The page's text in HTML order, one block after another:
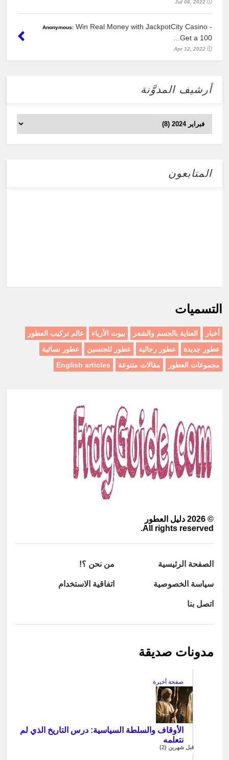
Jul 06, 2022
Anonymous: Win Real Money with JackpotCity Casino -
Get a 100...
Apr 12, 2022
أرشيف المدوَّنة
المتابعون
التسميات
أخبار العناية بالجسم والشعر بيوت الأزياء
عالم تركيب العطور
عطور جديدة
عطور رجالية عطور للجنسين
عطور نسائية
مجموعات العطور
مقالات متنوعة English articles
©
2026 دليل العطور
All rights reserved.
الصفحة الرئيسية من نحن ؟!
سياسة الخصوصية اتفاقية الاستخدام
اتصل بنا
مدونات صديقة
صفحة أخيرة
الأوقاف والسلطة السياسية: درس التاريخ الذي لم
نتعلمه
قبل شهرين (2)